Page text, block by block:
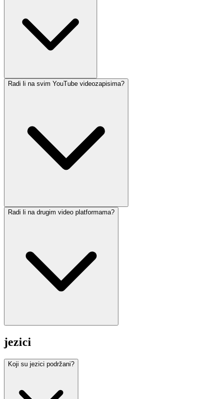
Radi li na svim YouTube videozapisima?
Radi li na drugim video platformama?
jezici
Koji su jezici podržani?